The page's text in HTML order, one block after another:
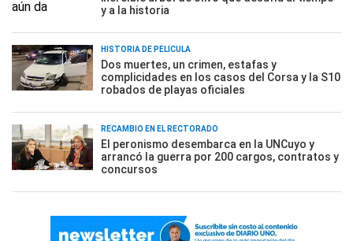
y a la historia
HISTORIA DE PELÍCULA
Dos muertes, un crimen, estafas y
complicidades en los casos del Corsa y la S10
robados de playas oficiales
RECAMBIO EN EL RECTORADO
El peronismo desembarca en la UNCuyo y
arrancó la guerra por 200 cargos, contratos y
concursos